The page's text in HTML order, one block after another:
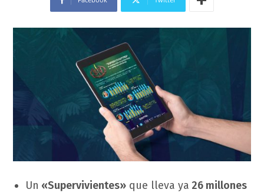
Un «Supervivientes» que lleva ya 26 millones